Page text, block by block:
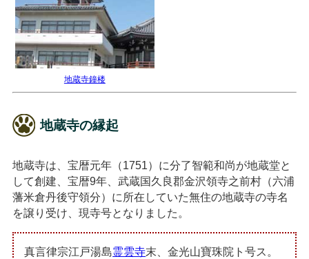
地蔵寺鐘楼
地蔵寺の縁起
地蔵寺は、宝暦元年（1751）に分了智範和尚が地蔵堂と
して創建、宝暦9年、武蔵国久良郡金沢領寺之前村（六浦
藩米倉丹後守領分）に所在していた無住の地蔵寺の寺名
を譲り受け、現寺号となりました。
真言律宗江戸湯島霊雲寺末、金光山寶珠院ト号ス。